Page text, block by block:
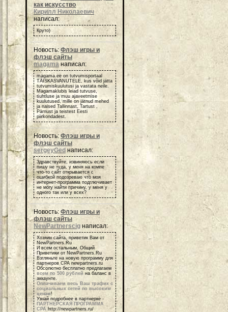
как искусство
Кирилл Николаевич
написал:
Круто)
Новость: Флэш игры и
флэш сайты
magama написал:
magama.ee on tutvumisportaal
TÄISKASVANUTELE, kus võid jätta
tutvumiskuulutusi ja vastata neile.
Magamaklubis leiad tutvuse,
suhtluse ja muu ajaveetmise
kuulutused, mille on jätnud mehed
ja naised Tallinnast, Tartust ,
Pärnust ja teistest Eesti
piirkondadest.
Новость: Флэш игры и
флэш сайты
sergeyGed написал:
Здравствуйте, извиняюсь если
пишу не туда, у меня на компе
что-то сайт открывается с
ошибкой подозреваю что моя
интернет-программа подглючивает
не могу найти причину, у меня у
одного так или у всех?
Новость: Флэш игры и
флэш сайты
NewPartnerscig написал:
Хозяин сайта, приветик Вам от
NewPartners.Ru
И всем остальным, Общий
Приветики от NewPartners.Ru
Взгляньте на новую программу для
партнеров СРА newpartners.ru
Обсолютно бесплатно предлагаем
всем по 500 рублей на баланс в
аккаунте.
Оплачиваем весь Ваш трафик с
социальных сетей по высоким
ценам!
Узнай подробнее в партнерке -
ПАРТНЕРСКАЯ ПРОГРАММА
СРА http://newpartners.ru/